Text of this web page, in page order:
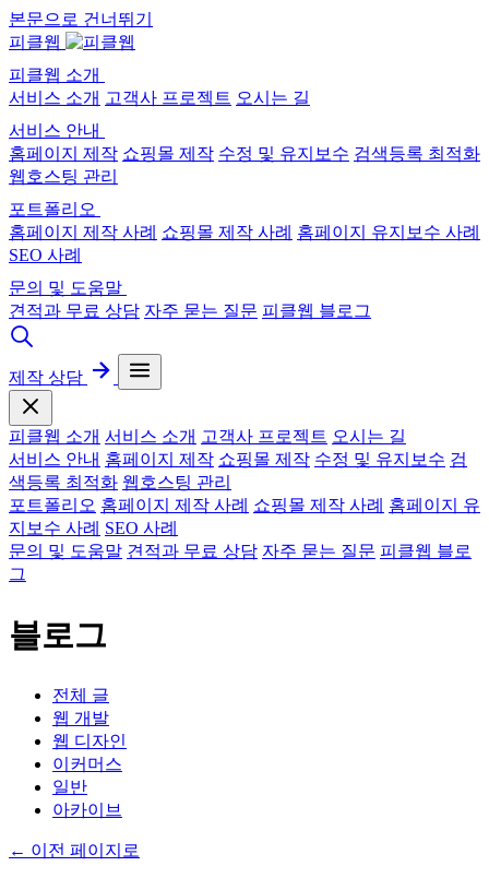
본문으로 건너뛰기
피클웹
피클웹 소개
서비스 소개 고객사 프로젝트 오시는 길
서비스 안내
홈페이지 제작 쇼핑몰 제작 수정 및 유지보수 검색등록 최적화
웹호스팅 관리
포트폴리오
홈페이지 제작 사례 쇼핑몰 제작 사례 홈페이지 유지보수 사례
SEO 사례
문의 및 도움말
견적과 무료 상담 자주 묻는 질문 피클웹 블로그
제작 상담
피클웹 소개 서비스 소개 고객사 프로젝트 오시는 길
서비스 안내 홈페이지 제작 쇼핑몰 제작 수정 및 유지보수 검
색등록 최적화 웹호스팅 관리
포트폴리오 홈페이지 제작 사례 쇼핑몰 제작 사례 홈페이지 유
지보수 사례 SEO 사례
문의 및 도움말 견적과 무료 상담 자주 묻는 질문 피클웹 블로
그
블로그
전체 글
웹 개발
웹 디자인
이커머스
일반
아카이브
← 이전 페이지로